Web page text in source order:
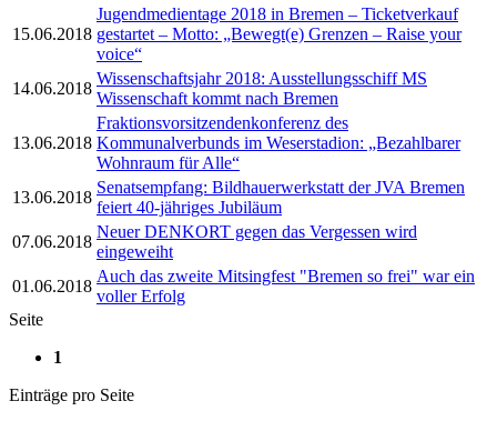
15.06.2018
Jugendmedientage 2018 in Bremen – Ticketverkauf
gestartet – Motto: „Bewegt(e) Grenzen – Raise your
voice“
14.06.2018
Wissenschaftsjahr 2018: Ausstellungsschiff MS
Wissenschaft kommt nach Bremen
13.06.2018
Fraktionsvorsitzendenkonferenz des
Kommunalverbunds im Weserstadion: „Bezahlbarer
Wohnraum für Alle“
13.06.2018
Senatsempfang: Bildhauerwerkstatt der JVA Bremen
feiert 40-jähriges Jubiläum
07.06.2018
Neuer DENKORT gegen das Vergessen wird
eingeweiht
01.06.2018
Auch das zweite Mitsingfest "Bremen so frei" war ein
voller Erfolg
Seite
1
Einträge pro Seite